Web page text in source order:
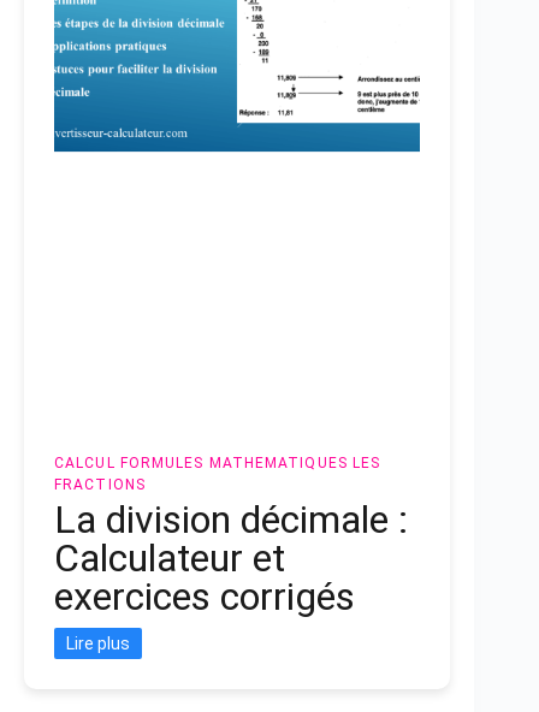
CALCUL FORMULES MATHEMATIQUES LES
FRACTIONS
La division décimale :
Calculateur et
exercices corrigés
Lire plus